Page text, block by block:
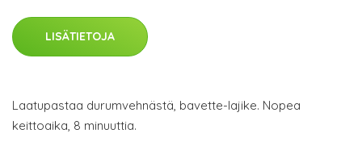
LISÄTIETOJA
Laatupastaa durumvehnästä, bavette-lajike. Nopea
keittoaika, 8 minuuttia.